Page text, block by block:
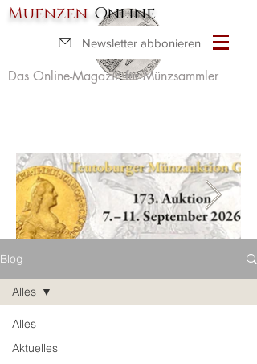
Muenzen-Online
Das Online-Magazin für Münzsammler
Newsletter abbonieren
Blog
Alles
Aktuelles
Alles